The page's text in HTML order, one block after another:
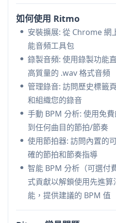
保存、刪除、重命名和組
內置節拍器:可自定義的
節拍和節奏練習
Ritmo 的使用案例
音樂製作: 音樂人和製作
析節拍，並在他們的項
音樂教育: 教師和學生可
工具進行節奏訓練和練習
內容創作: 播客和內容創
獲高質量音頻，並高效
舞蹈編排: 舞者和編舞者
用節拍器進行動作協調
優點
僅本地處理，注重隱私
提供免費和高級功能
如何使用 Ritmo
安裝擴展: 從 Chrome 網
能音頻工具包
錄製音頻: 使用錄製功能
高質量的 .wav 格式音頻
管理錄音: 訪問歷史標籤
和組織您的錄音
手動 BPM 分析: 使用免
到任何曲目的節拍/節奏
使用節拍器: 訪問內置的
確的節拍和節奏指導
智能 BPM 分析（可選付
式貢獻以解鎖使用先進
能，提供建議的 BPM 值